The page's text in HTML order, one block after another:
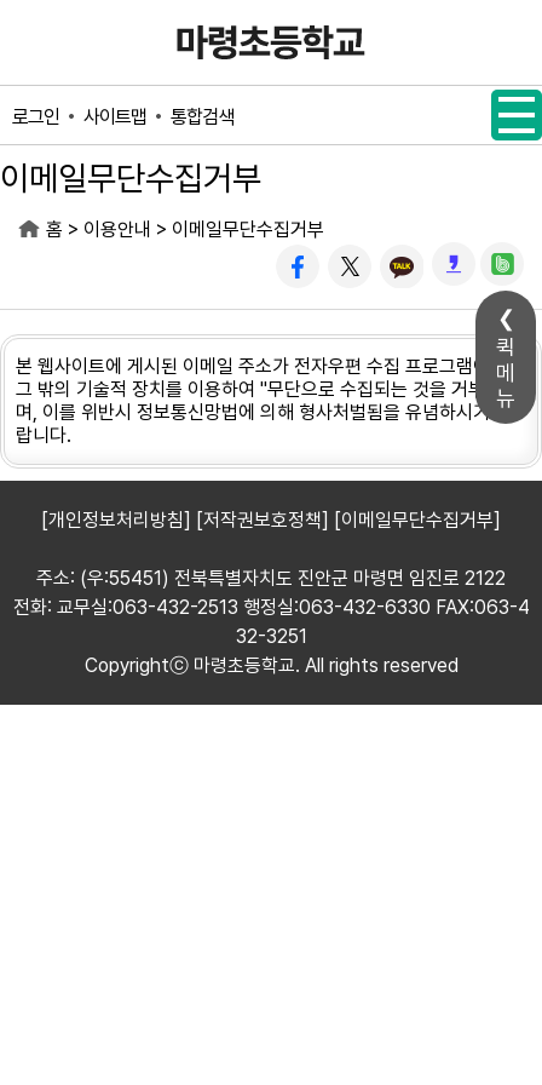
퀵
메
뉴
로그인 사이트맵 통합검색
이메일무단수집거부
홈 > 이용안내 > 이메일무단수집거부
본 웹사이트에 게시된 이메일 주소가 전자우편 수집 프로그램이나
그 밖의 기술적 장치를 이용하여 "무단으로 수집되는 것을 거부"하
며, 이를 위반시 정보통신망법에 의해 형사처벌됨을 유념하시기 바
랍니다.
[개인정보처리방침] [저작권보호정책] [이메일무단수집거부]
주소: (우:55451) 전북특별자치도 진안군 마령면 임진로 2122
전화: 교무실:063-432-2513 행정실:063-432-6330 FAX:063-4
32-3251
Copyrightⓒ 마령초등학교. All rights reserved